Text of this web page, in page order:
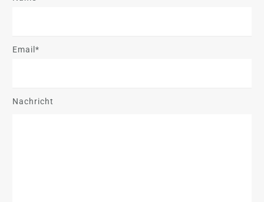
Email*
Nachricht